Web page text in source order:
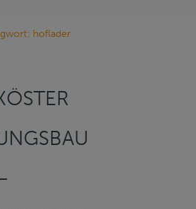
hoflader